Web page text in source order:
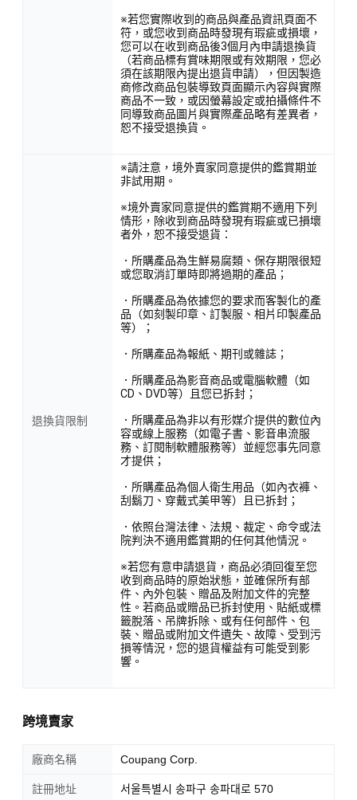
※若您實際收到的商品與產品資訊頁面不
符，或您收到商品時發現有瑕疵或損壞，
您可以在收到商品後3個月內申請退換貨
（若商品標有賞味期限或有效期限，您必
須在該期限內提出退貨申請），但因製造
商修改商品包裝導致頁面顯示內容與實際
商品不一致，或因螢幕設定或拍攝條件不
同導致商品圖片與實際產品略有差異者，
恕不接受退換貨。
退換貨限制
※請注意，境外賣家同意提供的鑑賞期並
非試用期。
※境外賣家同意提供的鑑賞期不適用下列
情形，除收到商品時發現有瑕疵或已損壞
者外，恕不接受退貨：
．所購產品為生鮮易腐類、保存期限很短
或您取消訂單時即將過期的產品；
．所購產品為依據您的要求而客製化的產
品（如刻製印章、訂製服、相片印製產品
等）；
．所購產品為報紙、期刊或雜誌；
．所購產品為影音商品或電腦軟體（如
CD、DVD等）且您已拆封；
．所購產品為非以有形媒介提供的數位內
容或線上服務（如電子書、影音串流服
務、訂閱制軟體服務等）並經您事先同意
才提供；
．所購產品為個人衛生用品（如內衣褲、
刮鬍刀、穿戴式美甲等）且已拆封；
．依照台灣法律、法規、裁定、命令或法
院判決不適用鑑賞期的任何其他情況。
※若您有意申請退貨，商品必須回復至您
收到商品時的原始狀態，並確保所有部
件、內外包裝、贈品及附加文件的完整
性。若商品或贈品已拆封使用、貼紙或標
籤脫落、吊牌拆除、或有任何部件、包
裝、贈品或附加文件遺失、故障、受到污
損等情況，您的退貨權益有可能受到影
響。
跨境賣家
廠商名稱 Coupang Corp.
註冊地址 서울특별시 송파구 송파대로 570